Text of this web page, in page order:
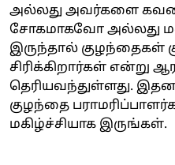
அல்லது அவர்களை
சோகமாகவோ அல்லது
இருந்தால் குழந்தைகள்
சிரிக்கிறார்கள் என்று
தெரியவந்துள்ளது.
குழந்தை
மகிழ்ச்சியாக இருங்கள்.